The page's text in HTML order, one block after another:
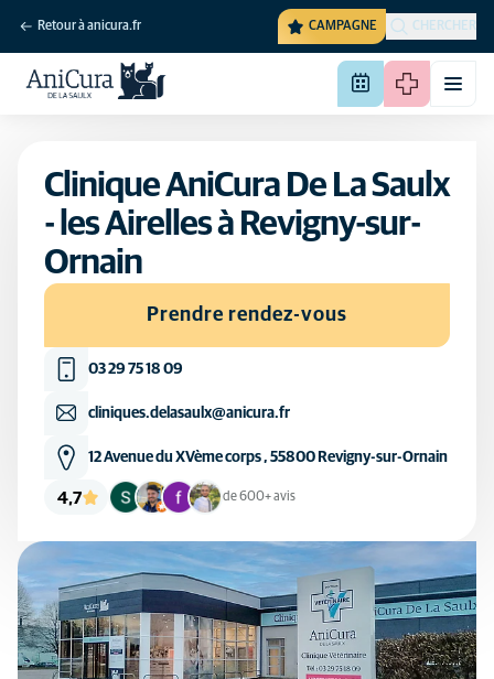
Retour à anicura.fr CAMPAGNE CHERCHER
Clinique AniCura De La Saulx
- les Airelles à Revigny-sur-
Ornain
Prendre rendez-vous
03 29 75 18 09
cliniques.delasaulx@anicura.fr
12 Avenue du XVème corps , 55800 Revigny-sur-Ornain
4,7 de 600+ avis